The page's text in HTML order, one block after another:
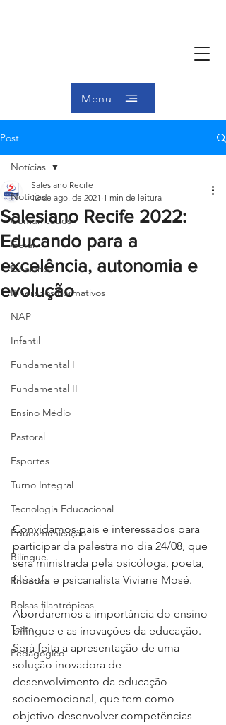
Menu
Post
Notícias
Comunicados
Geral
Ex-aluno
Itinerários Formativos
NAP
Infantil
Fundamental I
Fundamental II
Ensino Médio
Pastoral
Esportes
Turno Integral
Tecnologia Educacional
Educomunicação
Bilíngue
Robótica
Bolsas filantrópicas
Teste
Pedagógico
Notícias
Salesiano Recife 2022:
Educando para a
excelência, autonomia e
evolução
Salesiano Recife
12 de ago. de 2021 1 min de leitura
Convidamos pais e interessados para
participar da palestra no dia 24/08, que
será ministrada pela psicóloga, poeta,
filósofa e psicanalista Viviane Mosé.
Abordaremos a importância do ensino
bilíngue e as inovações da educação.
Será feita a apresentação de uma
solução inovadora de
desenvolvimento da educação
socioemocional, que tem como
objetivo desenvolver competências